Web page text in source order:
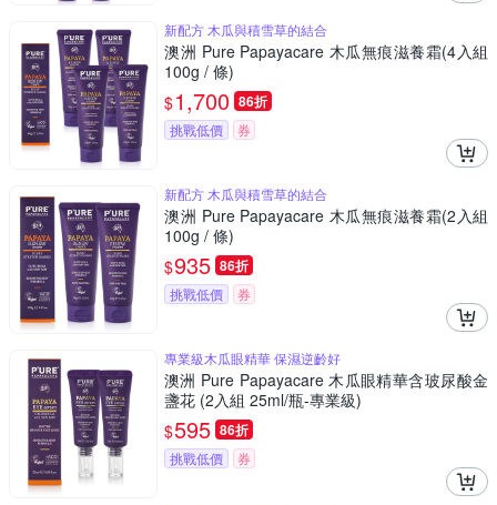
新配方 木瓜與積雪草的結合
澳洲 Pure Papayacare 木瓜無痕滋養霜(4入組
100g / 條)
$1,700 86折
挑戰低價 券
新配方 木瓜與積雪草的結合
澳洲 Pure Papayacare 木瓜無痕滋養霜(2入組
100g / 條)
$935 86折
挑戰低價 券
專業級木瓜眼精華 保濕逆齡好
澳洲 Pure Papayacare 木瓜眼精華含玻尿酸金
盞花 (2入組 25ml/瓶-專業級)
$595 86折
挑戰低價 券